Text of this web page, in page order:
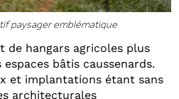
paysager emblématique
de hangars agricoles plus
bâtis caussenards.
et implantations étant sans
architecturales